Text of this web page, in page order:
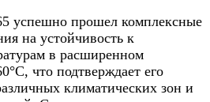
успешно прошел комплексные
на устойчивость к
в расширенном
что подтверждает его
климатических зон и